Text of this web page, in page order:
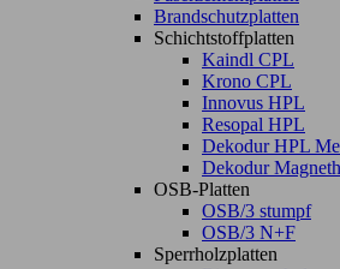
Brandschutzplatten
Schichtstoffplatten
Kaindl CPL
Krono CPL
Innovus HPL
Resopal HPL
Dekodur HPL
Dekodur
OSB-Platten
OSB/3 stumpf
OSB/3 N+F
Sperrholzplatten